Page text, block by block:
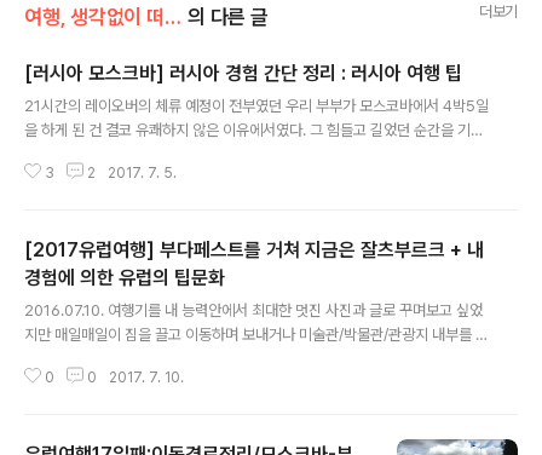
여행, 생각없이 떠나는게 제맛 의 다른 글 더보기
[러시아 모스크바] 러시아 경험 간단 정리 : 러시아 여행 팁
21시간의 레이오버의 체류 예정이 전부였던 우리 부부가 모스코바에서 4박5일
을 하게 된 건 결코 유쾌하지 않은 이유에서였다. 그 힘들고 길었던 순간을 기록
경험에 대한 생각을 적어보기로.. 1. 러시아는 언어가 안 통하는 한국같이 느껴
메티예보 공항에 근무하는 대부분의 직원들조차 대부분은 영어를 단 하나도 할
줄 모른다.왜 한국같이 느껴졌냐면, 좁은 땅 덩어리(러시아는 좁지 않지만 모스
크바는 좁은 듯?)에 수많은 차들이 시도 때도 없이 클락션을 울리며 너도나도 질
주를 못해 안..
3 2 2017. 7. 5.
[2017유럽여행] 부다페스트를 거쳐 지금은 잘츠부르크 + 내
경험에 의한 유럽의 팁문화
2016.07.10. 여행기를 내 능력안에서 최대한 멋진 사진과 글로 꾸며보고 싶었
지만 매일매일이 짐을 끌고 이동하며 보내거나 미술관/박물관/관광지 내부를 돌
갈음할 수 있다고 볼 수 있다.(갑자기 말투가...) (이젠 컴퓨터도 안 켜고 모바일
0 0 2017. 7. 10.